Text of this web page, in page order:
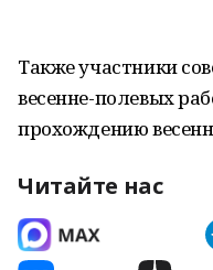
Также участники
весенне-полевых
прохождению
Читайте нас